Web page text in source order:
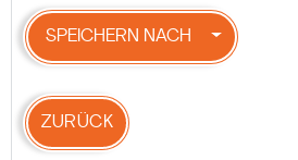
SPEICHERN NACH
ZURÜCK